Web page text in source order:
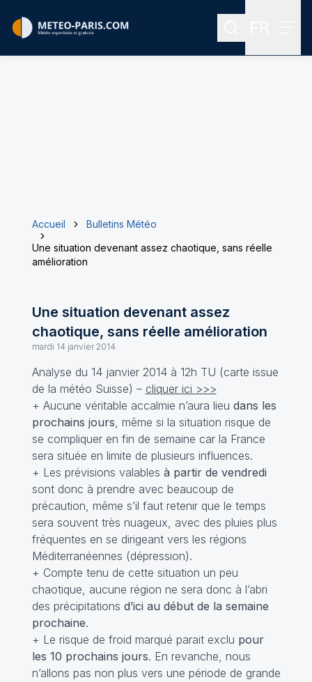
Rechercher
Accueil
Bulletins Météo
Une situation devenant assez chaotique, sans réelle
amélioration
Une situation devenant assez
chaotique, sans réelle amélioration
mardi 14 janvier 2014
Analyse du 14 janvier 2014 à 12h TU (carte issue
de la météo Suisse) – cliquer ici >>>
+ Aucune véritable accalmie n’aura lieu dans les
prochains jours, même si la situation risque de
se compliquer en fin de semaine car la France
sera située en limite de plusieurs influences.
+ Les prévisions valables à partir de vendredi
sont donc à prendre avec beaucoup de
précaution, même s’il faut retenir que le temps
sera souvent très nuageux, avec des pluies plus
fréquentes en se dirigeant vers les régions
Méditerranéennes (dépression).
+ Compte tenu de cette situation un peu
chaotique, aucune région ne sera donc à l’abri
des précipitations d’ici au début de la semaine
prochaine.
+ Le risque de froid marqué parait exclu pour
les 10 prochains jours. En revanche, nous
n’allons pas non plus vers une période de grande